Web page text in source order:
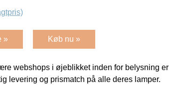
» Køb nu »
webshops i øjeblikket inden for belysning er
levering og prismatch på alle deres lamper.